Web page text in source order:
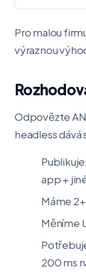
Pro malou
výraznou
Odpovězte
headless dává
app +
Máme
Měníme
200 ms